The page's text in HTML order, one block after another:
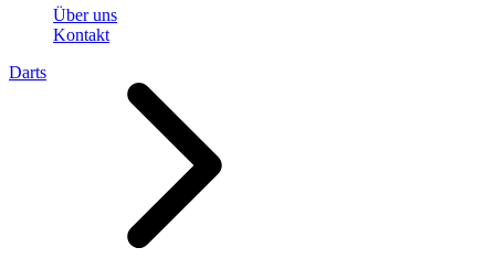
Über uns
Kontakt
Darts